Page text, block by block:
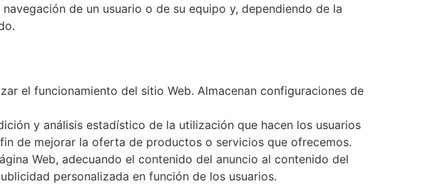
de un usuario o de su equipo y, dependiendo de la
el funcionamiento del sitio Web. Almacenan configuraciones de
y análisis estadístico de la utilización que hacen los usuarios
de mejorar la oferta de productos o servicios que ofrecemos.
Web, adecuando el contenido del anuncio al contenido del
personalizada en función de los usuarios.